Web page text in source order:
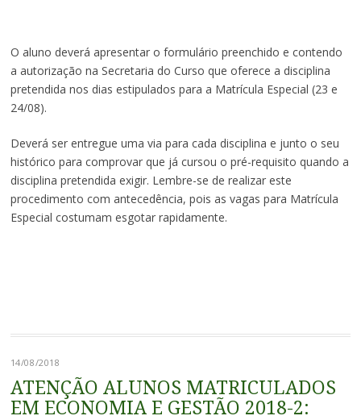
O aluno deverá apresentar o formulário preenchido e contendo
a autorização na Secretaria do Curso que oferece a disciplina
pretendida nos dias estipulados para a Matrícula Especial (23 e
24/08).
Deverá ser entregue uma via para cada disciplina e junto o seu
histórico para comprovar que já cursou o pré-requisito quando a
disciplina pretendida exigir. Lembre-se de realizar este
procedimento com antecedência, pois as vagas para Matrícula
Especial costumam esgotar rapidamente.
14/08/2018
ATENÇÃO ALUNOS MATRICULADOS
EM ECONOMIA E GESTÃO 2018-2: